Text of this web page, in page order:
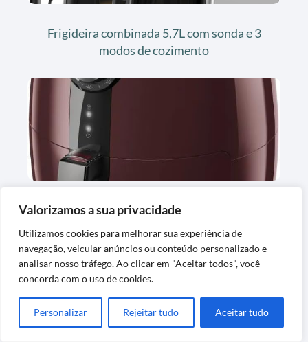
Valorizamos a sua privacidade
Utilizamos cookies para melhorar sua experiência de
navegação, veicular anúncios ou conteúdo personalizado e
analisar nosso tráfego. Ao clicar em "Aceitar todos", você
concorda com o uso de cookies.
Personalizar Rejeitar tudo Aceitar tudo
Frigideira combinada 5,7L com sonda e 3
modos de cozimento
Air Fryer 3,2L 1400W Vermelha Escura
com Timer